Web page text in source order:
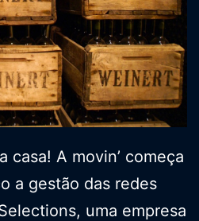
casa! A movin’ começa
a gestão das redes
uma empresa